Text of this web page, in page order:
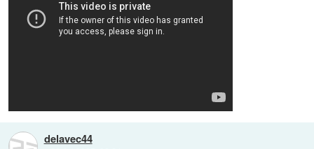
delavec44